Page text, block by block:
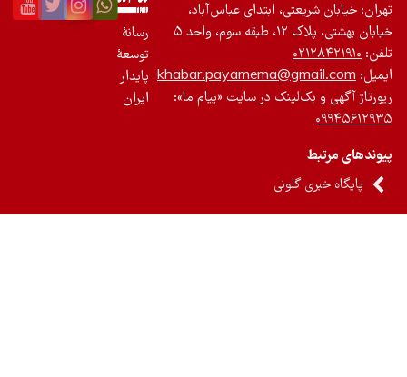
خیابان شریعتی، ابتدای عباس‌آباد،
بهشتی، پلاک ۱۲، طبقه سوم، واحد ۵
۰۲۱۲۸۴۲۱۹۱۰
khabar.payamema@gmail.com
آگهی و بک‌لینک در سایت «پیام ما»:
مرتبط
پایگاه خبری گلونی
رسانۀ
توسعۀ
پایدار
ایران